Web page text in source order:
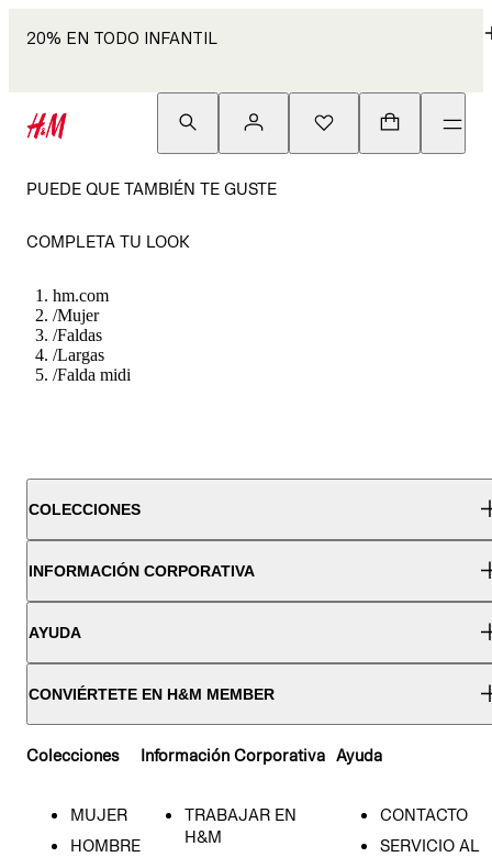
20% EN TODO INFANTIL
PUEDE QUE TAMBIÉN TE GUSTE
COMPLETA TU LOOK
hm.com
/Mujer
/Faldas
/Largas
/Falda midi
COLECCIONES
INFORMACIÓN CORPORATIVA
AYUDA
CONVIÉRTETE EN H&M MEMBER
Colecciones
MUJER
HOMBRE
Información Corporativa
TRABAJAR EN
H&M
Ayuda
CONTACTO
SERVICIO AL